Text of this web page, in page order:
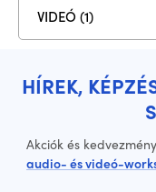
VIDEÓ (1)
HÍREK,
Akciók és
audio- és videó-